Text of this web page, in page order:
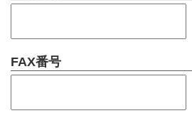
FAX番号